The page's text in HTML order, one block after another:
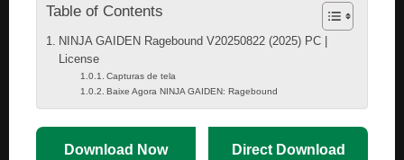
Table of Contents
NINJA GAIDEN Ragebound V20250822 (2025) PC |
License
Capturas de tela
Baixe Agora NINJA GAIDEN: Ragebound
Download Now Direct Download